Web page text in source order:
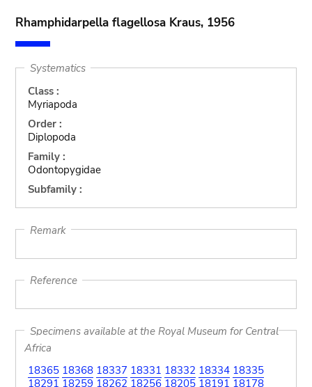
Rhamphidarpella flagellosa Kraus, 1956
Systematics
Class :
Myriapoda
Order :
Diplopoda
Family :
Odontopygidae
Subfamily :
Remark
Reference
Specimens available at the Royal Museum for Central
Africa
18365 18368 18337 18331 18332 18334 18335
18291 18259 18262 18256 18205 18191 18178